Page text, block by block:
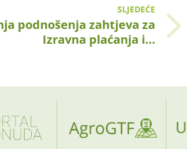
SLJEDEĆE
podnošenja zahtjeva za
Izravna plaćanja i…